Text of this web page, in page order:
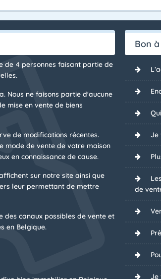
de 4 personnes faisant partie de
Nous ne faisons partie d'aucune
mise en vente de biens
de modifications récentes.
mode de vente de votre maison
en connaissance de cause.
sur notre site ainsi que
leur permettant de mettre
des canaux possibles de vente et
en Belgique.
Bon
Je
de
Je